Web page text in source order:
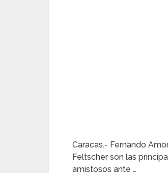
Caracas.- Fernando
Feltscher son las
amistosos ante …